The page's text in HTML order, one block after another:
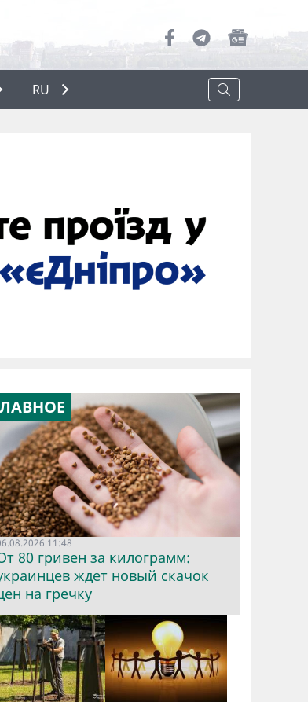
RU
11:48
80 гривен за килограмм:
ждет новый скачок
на гречку